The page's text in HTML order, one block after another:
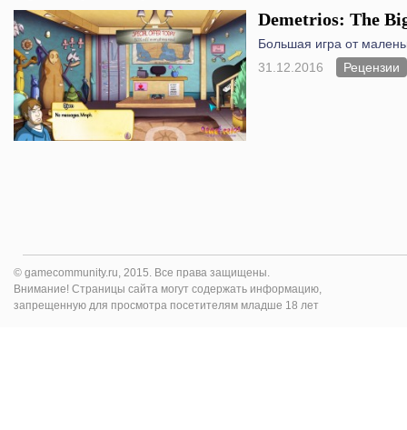
Demetrios: The
Большая игра от
31.12.2016
Рецензии
© gamecommunity.ru, 2015. Все права защищены.
Внимание! Страницы сайта могут содержать информацию,
запрещенную для просмотра посетителям младше 18 лет